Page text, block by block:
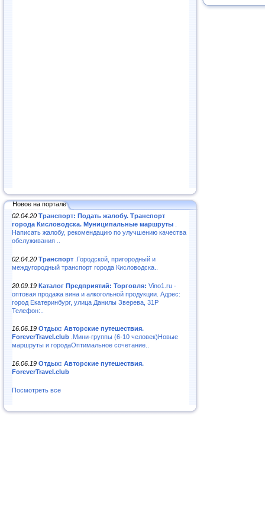
Новое на портале
02.04.20 Транспорт: Подать жалобу. Транспорт
города Кисловодска. Муниципальные маршруты
Написать жалобу, рекомендацию по улучшению качества
обслуживания ..
02.04.20 Транспорт .Городской, пригородный и
междугородный транспорт города Кисловодска..
20.09.19 Каталог Предприятий: Торговля: Vino1.ru -
оптовая продажа вина и алкогольной продукции. Адрес:
город Екатеринбург, улица Данилы Зверева, 31Р
Телефон:..
16.06.19 Отдых: Авторские путешествия.
ForeverTravel.club .Мини-группы (6-10 человек)Новые
маршруты и городаОптимальное сочетание..
16.06.19 Отдых: Авторские путешествия.
ForeverTravel.club
Посмотреть все